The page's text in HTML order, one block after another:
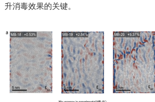
升消毒效果的关键。